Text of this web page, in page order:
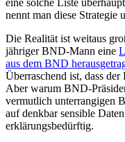
nennt man diese Strategie
Die Realität ist weitaus
jähriger BND-Mann eine
aus dem BND
Überraschend ist, dass
Aber warum BND-
vermutlich unterrangigen
auf denkbar sensible
erklärungsbedürftig.